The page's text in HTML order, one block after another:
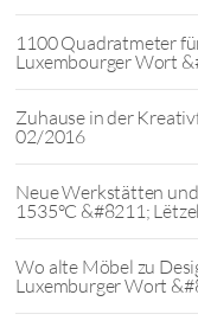
1100 Quadratmeter
Luxembourger Wort
Zuhause in der
02/2016
Neue Werkstätten
1535°C &#8211;
Wo alte Möbel zu
Luxemburger Wort